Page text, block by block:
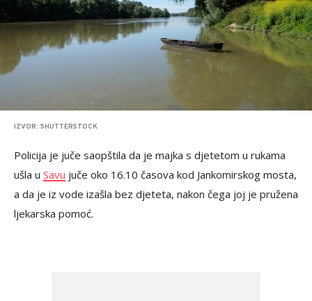
IZVOR: SHUTTERSTOCK
Policija je juče saopštila da je majka s djetetom u rukama
ušla u Savu juče oko 16.10 časova kod Jankomirskog mosta,
a da je iz vode izašla bez djeteta, nakon čega joj je pružena
ljekarska pomoć.